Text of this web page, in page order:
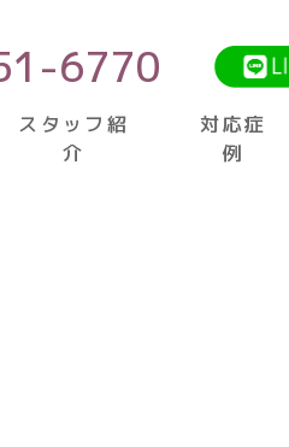
6770
スタッフ紹
介
対応症
例